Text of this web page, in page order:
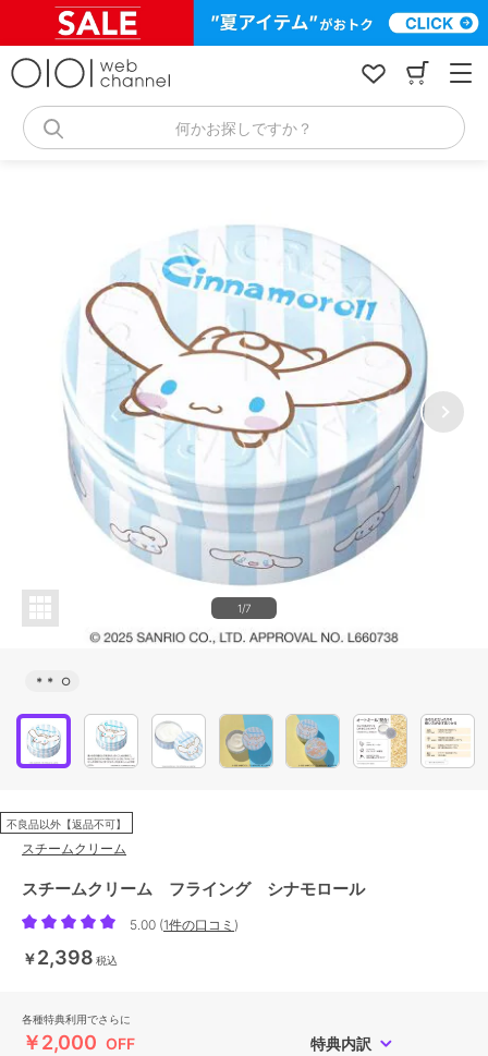
何かお探しですか？
1/7
＊＊ ○
不良品以外【返品不可】
スチームクリーム
スチームクリーム フライング シナモロール
5.00 (1件の口コミ )
￥2,398 税込
各種特典利用でさらに
￥2,000 OFF 特典内訳